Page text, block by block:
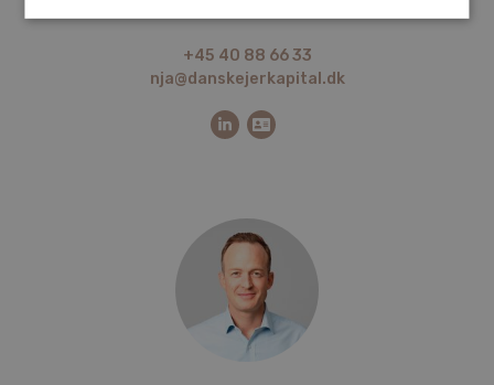
+45 40 88 66 33
nja@danskejerkapital.dk